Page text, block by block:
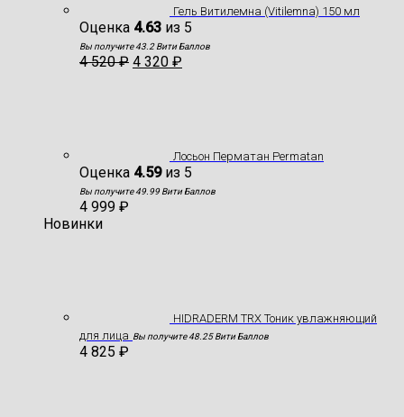
Гель Витилемна (Vitilemna) 150 мл
Оценка 4.63 из 5
Вы получите 43.2 Вити Баллов
4 520₽ 4 320 ₽
Лосьон Перматан Permatan
Оценка 4.59из 5
Вы получите 49.99 Вити Баллов
4 999 ₽
Новинки
HIDRADERM TRX Тоник увлажняющий
для лица Вы получите 48.25 Вити Баллов
4 825 ₽